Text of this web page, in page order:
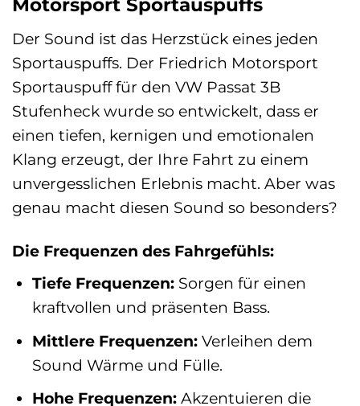
Motorsport Sportauspuffs
Der Sound ist das Herzstück eines jeden
Sportauspuffs. Der Friedrich Motorsport
Sportauspuff für den VW Passat 3B
Stufenheck wurde so entwickelt, dass er
einen tiefen, kernigen und emotionalen
Klang erzeugt, der Ihre Fahrt zu einem
unvergesslichen Erlebnis macht. Aber was
genau macht diesen Sound so besonders?
Die Frequenzen des Fahrgefühls:
Tiefe Frequenzen:Sorgen für einen
kraftvollen und präsenten Bass.
Mittlere Frequenzen:Verleihen dem
Sound Wärme und Fülle.
Hohe Frequenzen:Akzentuieren die